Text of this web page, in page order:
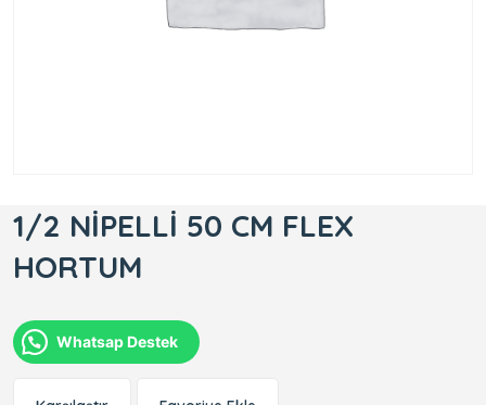
1/2 NİPELLİ 50 CM FLEX
HORTUM
Whatsap Destek